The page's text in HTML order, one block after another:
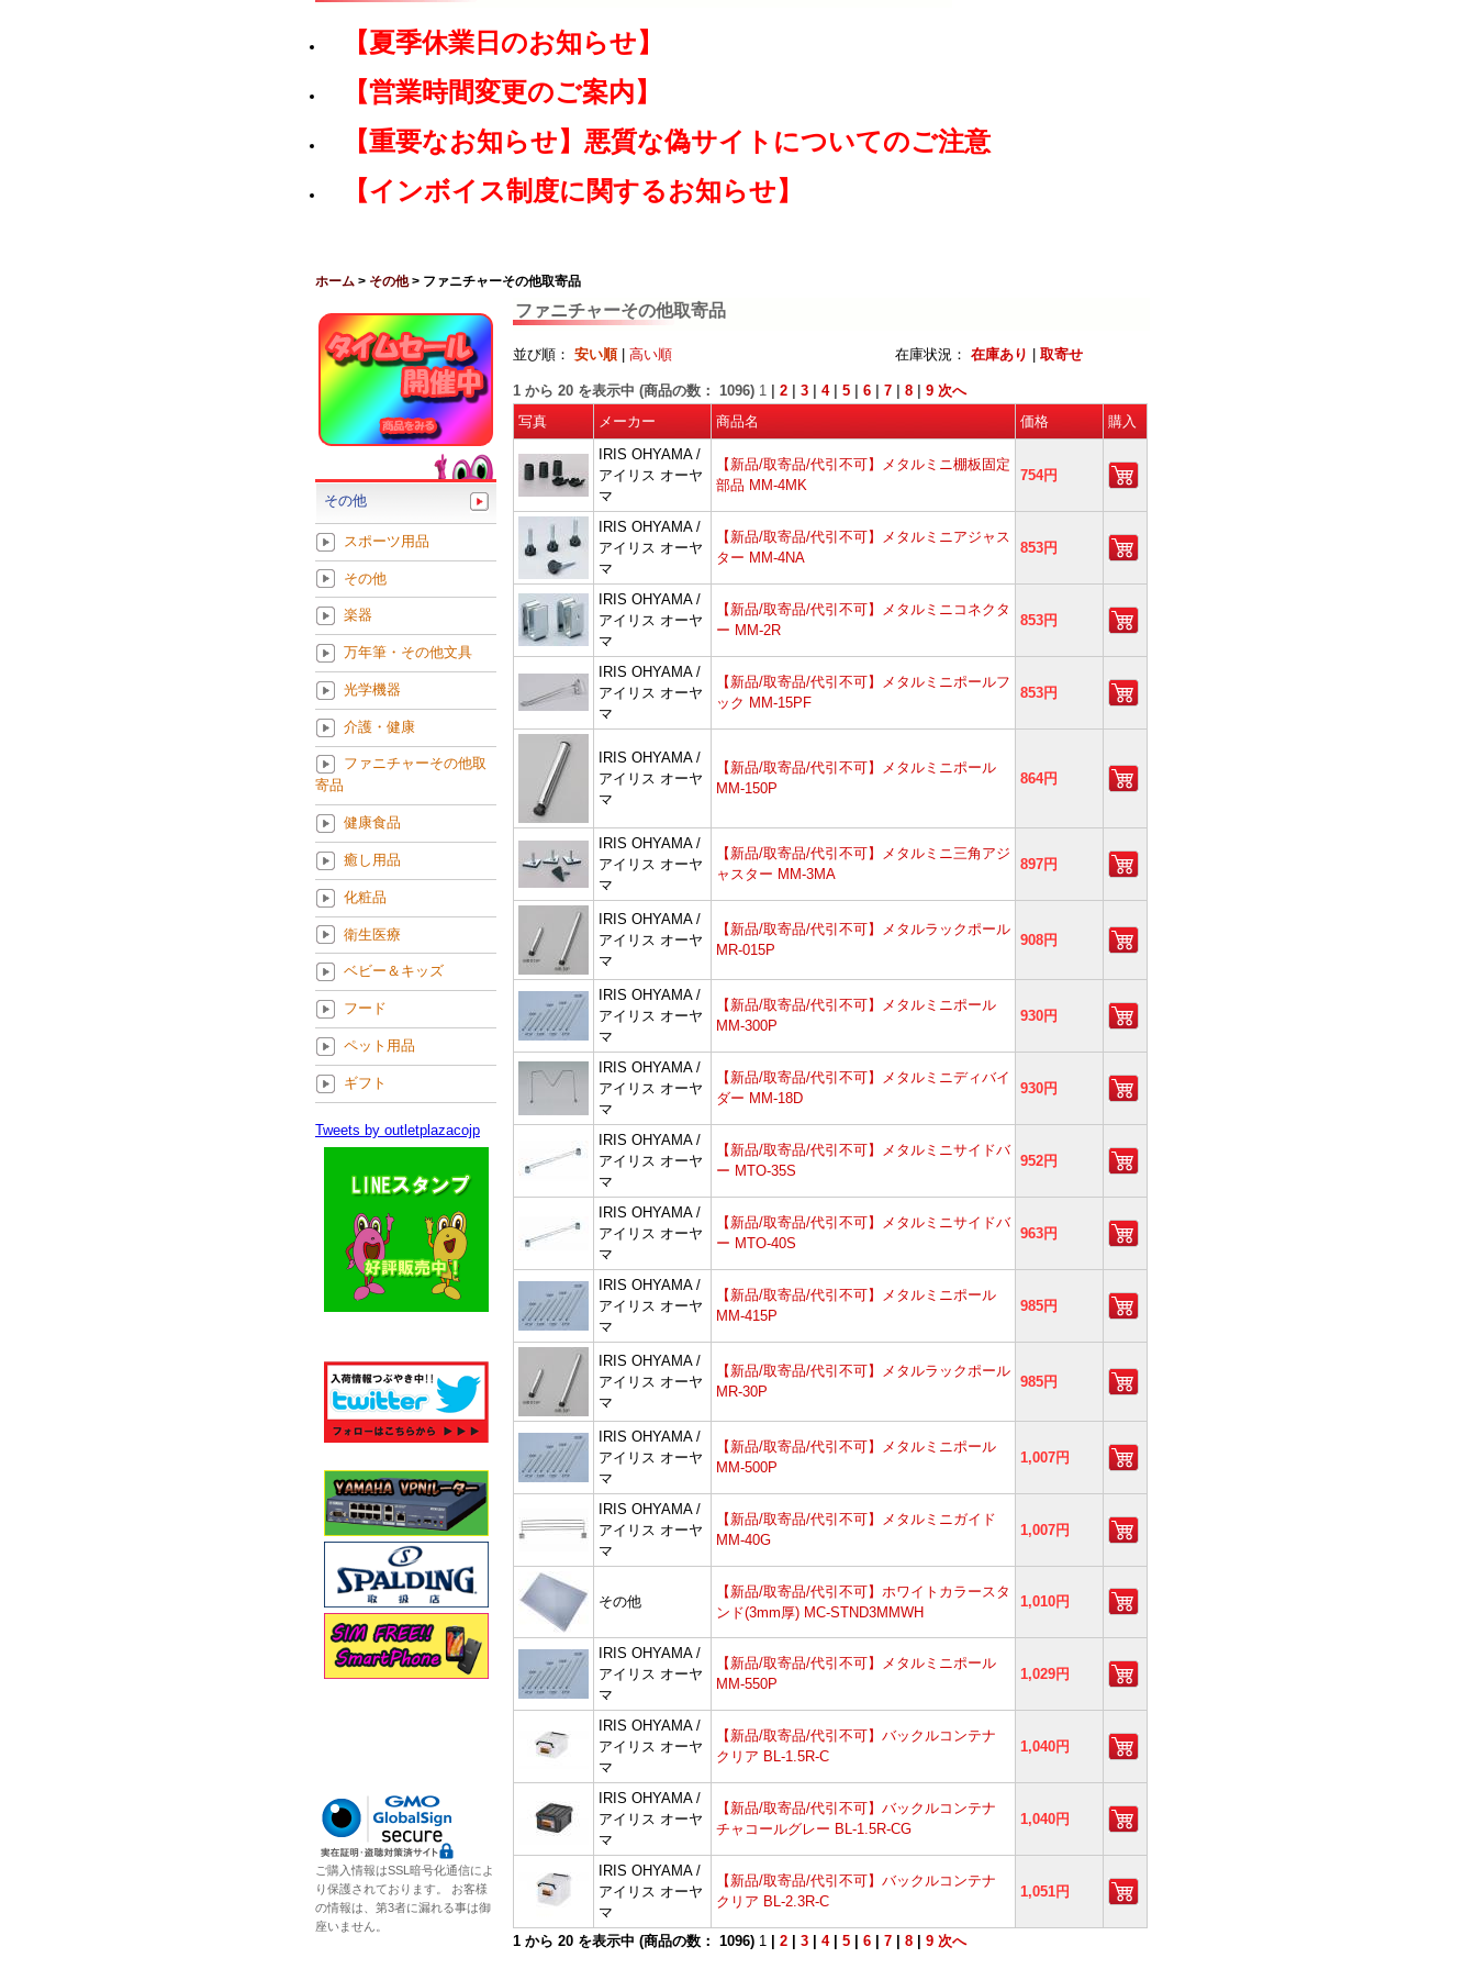
【夏季休業日のお知らせ】
【営業時間変更のご案内】
【重要なお知らせ】悪質な偽サイトについてのご注意
【インボイス制度に関するお知らせ】
ホーム > その他> ファニチャーその他取寄品
ファニチャーその他取寄品
並び順： 安い順| 高い順 在庫状況： 在庫あり 取寄せ
1 から 20 を表示中 (商品の数： 1096) 1 2 3 4| 5 6 7 8 9 次へ
写真
メーカー 商品名 価格
購入
IRIS OHYAMA /
アイリス オーヤ
マ
【新品/取寄品/代引不可】メタルミニ棚板固定
部品 MM-4MK
754円
IRIS OHYAMA /
アイリス オーヤ
マ
【新品/取寄品/代引不可】メタルミニアジャス
ター MM-4NA
853円
IRIS OHYAMA /
アイリス オーヤ
マ
【新品/取寄品/代引不可】メタルミニコネクタ
ー MM-2R
853円
IRIS OHYAMA /
アイリス オーヤ
マ
【新品/取寄品/代引不可】メタルミニポールフ
ック MM-15PF
853円
IRIS OHYAMA /
アイリス オーヤ
マ
【新品/取寄品/代引不可】メタルミニポール
MM-150P
864円
IRIS OHYAMA /
アイリス オーヤ
マ
【新品/取寄品/代引不可】メタルミニ三角アジ
ャスター MM-3MA
897円
IRIS OHYAMA /
アイリス オーヤ
マ
【新品/取寄品/代引不可】メタルラックポール
MR-015P
908円
IRIS OHYAMA /
アイリス オーヤ
マ
【新品/取寄品/代引不可】メタルミニポール
MM-300P
930円
IRIS OHYAMA /
アイリス オーヤ
マ
【新品/取寄品/代引不可】メタルミニディバイ
ダー MM-18D
930円
IRIS OHYAMA /
アイリス オーヤ
マ
【新品/取寄品/代引不可】メタルミニサイドバ
ー MTO-35S
952円
IRIS OHYAMA /
アイリス オーヤ
マ
【新品/取寄品/代引不可】メタルミニサイドバ
ー MTO-40S
963円
IRIS OHYAMA /
アイリス オーヤ
マ
【新品/取寄品/代引不可】メタルミニポール
MM-415P
985円
IRIS OHYAMA /
アイリス オーヤ
マ
【新品/取寄品/代引不可】メタルラックポール
MR-30P
985円
IRIS OHYAMA /
アイリス オーヤ
マ
【新品/取寄品/代引不可】メタルミニポール
MM-500P
1,007円
IRIS OHYAMA /
アイリス オーヤ
マ
【新品/取寄品/代引不可】メタルミニガイド
MM-40G
1,007円
その他
【新品/取寄品/代引不可】ホワイトカラースタ
ンド(3mm厚) MC-STND3MMWH
1,010円
IRIS OHYAMA /
アイリス オーヤ
マ
【新品/取寄品/代引不可】メタルミニポール
MM-550P
1,029円
IRIS OHYAMA /
アイリス オーヤ
マ
【新品/取寄品/代引不可】バックルコンテナ
クリア BL-1.5R-C
1,040円
IRIS OHYAMA /
アイリス オーヤ
マ
【新品/取寄品/代引不可】バックルコンテナ
チャコールグレー BL-1.5R-CG
1,040円
IRIS OHYAMA /
アイリス オーヤ
マ
【新品/取寄品/代引不可】バックルコンテナ
クリア BL-2.3R-C
1,051円
1 から 20 を表示中 (商品の数： 1096) 1 2 3 4| 5 6 7 8 9 次へ
その他
スポーツ用品
その他
楽器
万年筆・その他文具
光学機器
介護・健康
ファニチャーその他取
寄品
健康食品
癒し用品
化粧品
衛生医療
ベビー＆キッズ
フード
ペット用品
ギフト
Tweets by outletplazacojp
ご購入情報はSSL暗号化通信によ
り保護されております。 お客様
の情報は、第3者に漏れる事は御
座いません。